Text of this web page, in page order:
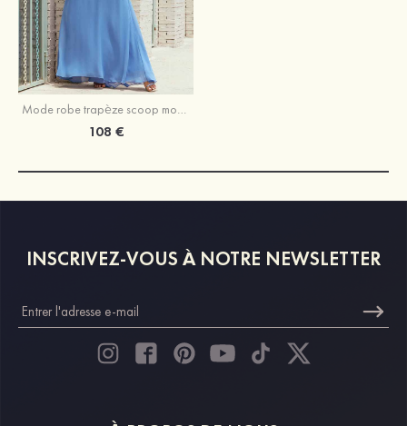
Mode robe trapèze scoop mousseline longueur ras du sol robe de mère de la mariée
108 €
INSCRIVEZ-VOUS À NOTRE NEWSLETTER